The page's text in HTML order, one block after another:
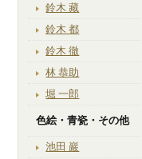
鈴木 藏
鈴木 都
鈴木 徹
林 恭助
堀 一郎
色絵・青瓷・その他
池田 巖